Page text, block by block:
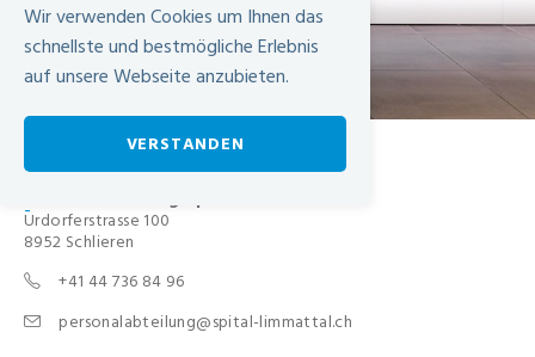
Kontakt
Personalabteilung Spital Limmattal
Urdorferstrasse 100
8952 Schlieren
+41 44 736 84 96
personalabteilung@spital-limmattal.ch
Wir verwenden Cookies um Ihnen das
schnellste und bestmögliche Erlebnis
auf unsere Webseite anzubieten.
VERSTANDEN
-